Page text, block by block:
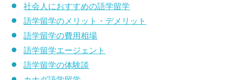
社会人におすすめの語学留学
語学留学のメリット・デメリット
語学留学の費用相場
語学留学エージェント
語学留学の体験談